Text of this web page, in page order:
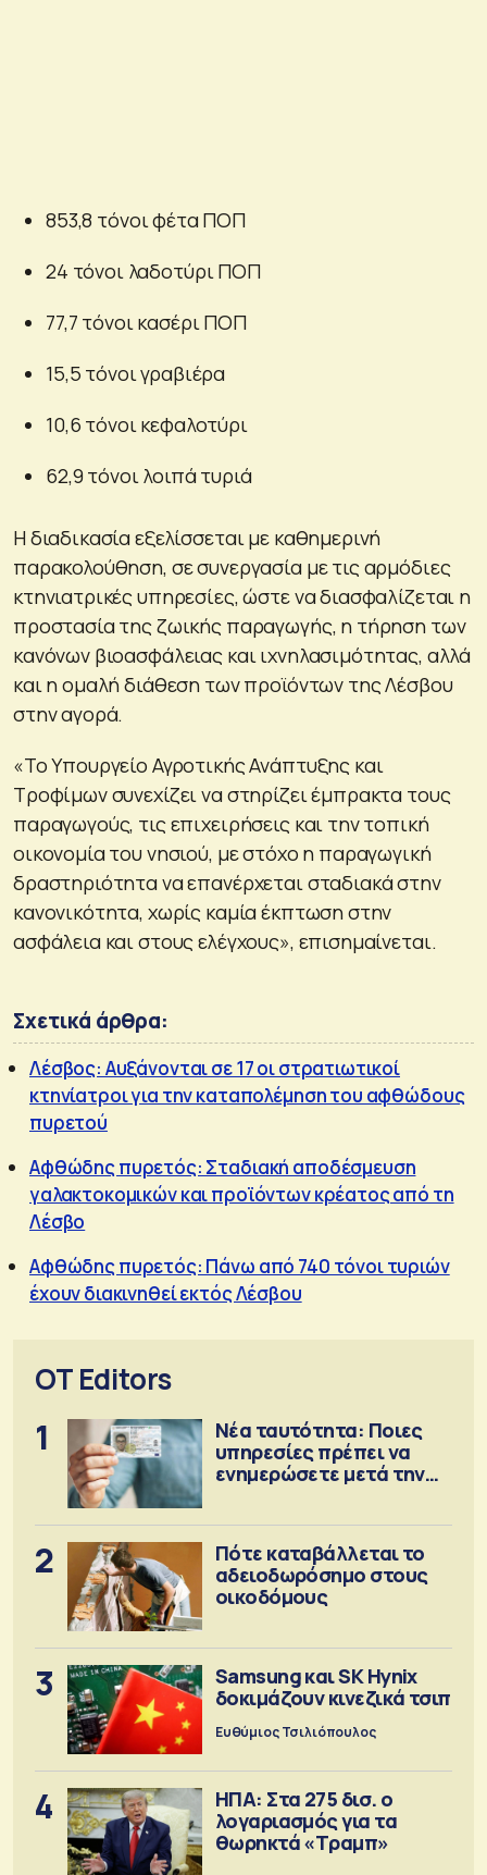
853,8 τόνοι φέτα ΠΟΠ
24 τόνοι λαδοτύρι ΠΟΠ
77,7 τόνοι κασέρι ΠΟΠ
15,5 τόνοι γραβιέρα
10,6 τόνοι κεφαλοτύρι
62,9 τόνοι λοιπά τυριά
Η διαδικασία εξελίσσεται με καθημερινή
παρακολούθηση, σε συνεργασία με τις αρμόδιες
κτηνιατρικές υπηρεσίες, ώστε να διασφαλίζεται η
προστασία της ζωικής παραγωγής, η τήρηση των
κανόνων βιοασφάλειας και ιχνηλασιμότητας, αλλά
και η ομαλή διάθεση των προϊόντων της Λέσβου
στην αγορά.
«Το Υπουργείο Αγροτικής Ανάπτυξης και
Τροφίμων συνεχίζει να στηρίζει έμπρακτα τους
παραγωγούς, τις επιχειρήσεις και την τοπική
οικονομία του νησιού, με στόχο η παραγωγική
δραστηριότητα να επανέρχεται σταδιακά στην
κανονικότητα, χωρίς καμία έκπτωση στην
ασφάλεια και στους ελέγχους», επισημαίνεται.
Σχετικά άρθρα:
Λέσβος: Αυξάνονται σε 17 οι στρατιωτικοί
κτηνίατροι για την καταπολέμηση του αφθώδους
πυρετού
Αφθώδης πυρετός: Σταδιακή αποδέσμευση
γαλακτοκομικών και προϊόντων κρέατος από τη
Λέσβο
Αφθώδης πυρετός: Πάνω από 740 τόνοι τυριών
έχουν διακινηθεί εκτός Λέσβου
OT Editors
1
Νέα ταυτότητα: Ποιες
υπηρεσίες πρέπει να
ενημερώσετε μετά την
2
Πότε καταβάλλεται το
αδειοδωρόσημο στους
οικοδόμους
3
Samsung και SK Hynix
δοκιμάζουν κινεζικά τσιπ
Ευθύμιος Τσιλιόπουλος
4
ΗΠΑ: Στα 275 δισ. ο
λογαριασμός για τα
θωρηκτά «Τραμπ»